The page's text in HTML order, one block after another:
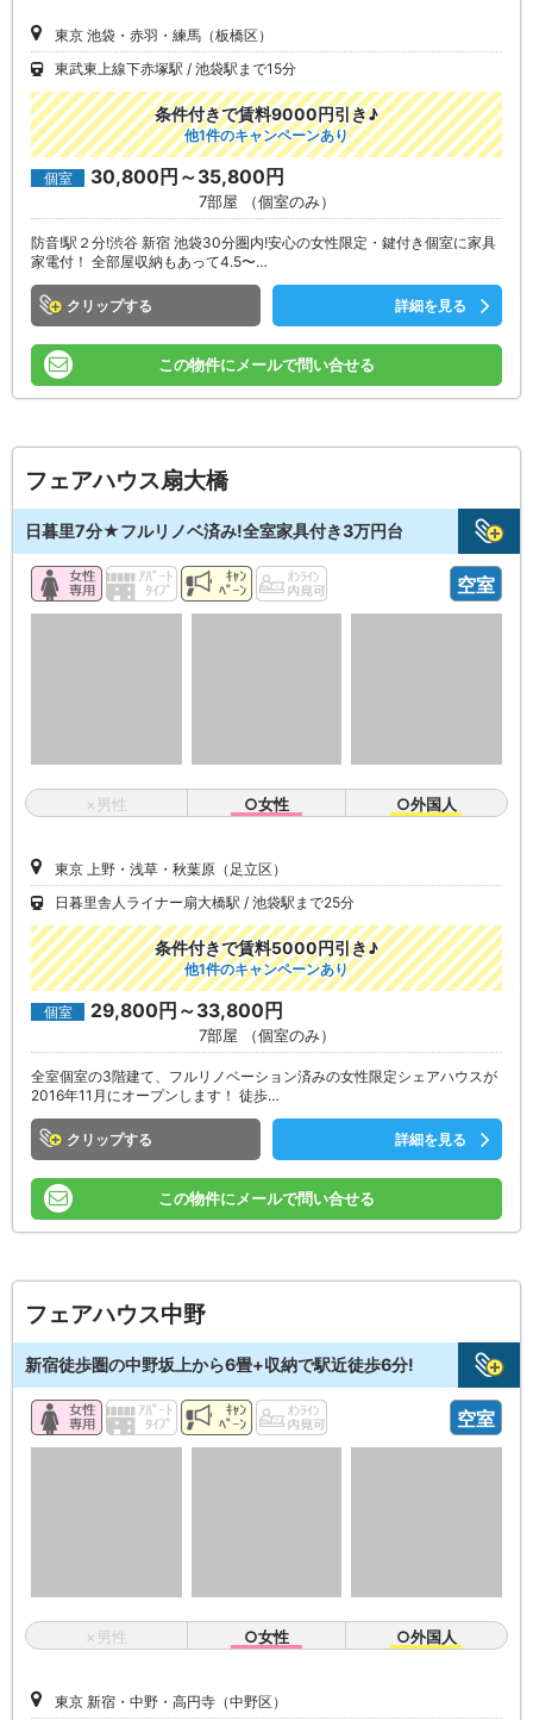
東京 池袋・赤羽・練馬（板橋区）
東武東上線下赤塚駅
池袋駅まで15分
条件付きで賃料9000円引き♪
他1件のキャンペーンあり
個室 30,800円～35,800円
7部屋 （個室のみ）
防音!駅２分!渋谷 新宿 池袋30分圏内!安心の女性限定・鍵付き個室に家具
家電付！ 全部屋収納もあって4.5〜…
クリップ 詳細を見る
この物件にメールで問い合せる
フェアハウス扇大橋
日暮里7分★フルリノベ済み!全室家具付き3万円台
空室
×男性 ○女性 ○外国人
東京 上野・浅草・秋葉原（足立区）
日暮里舎人ライナー扇大橋駅
池袋駅まで25分
条件付きで賃料5000円引き♪
他1件のキャンペーンあり
個室 29,800円～33,800円
7部屋 （個室のみ）
全室個室の3階建て、フルリノベーション済みの女性限定シェアハウスが
2016年11月にオープンします！ 徒歩…
クリップ 詳細を見る
この物件にメールで問い合せる
フェアハウス中野
新宿徒歩圏の中野坂上から6畳+収納で駅近徒歩6分!
空室
×男性 ○女性 ○外国人
東京 新宿・中野・高円寺（中野区）